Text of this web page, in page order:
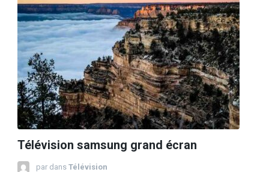
Télévision samsung grand écran
par dans Télévision